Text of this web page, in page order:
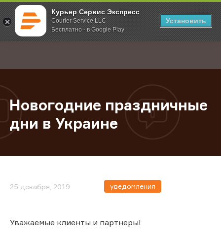
Курьер Сервис Экспресс
Courier Service LLC
Бесплатно - в Google Play
Установить
; Главная О компании Новости Новогодние праздничные дни в
Новогодние праздничные
дни в Украине
25 декабря, 2019 уведомления
Уважаемые клиенты и партнеры!